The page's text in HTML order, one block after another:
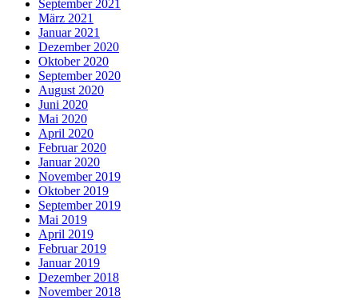
September 2021
März 2021
Januar 2021
Dezember 2020
Oktober 2020
September 2020
August 2020
Juni 2020
Mai 2020
April 2020
Februar 2020
Januar 2020
November 2019
Oktober 2019
September 2019
Mai 2019
April 2019
Februar 2019
Januar 2019
Dezember 2018
November 2018